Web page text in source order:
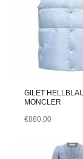
GILET
MONCLER
€880,00